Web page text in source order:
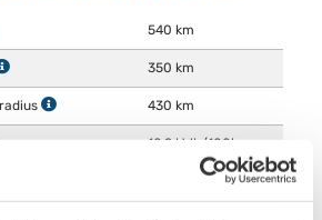
540 km
350 km
430 km
10.9 kWh/100km
16.9 kWh/100km